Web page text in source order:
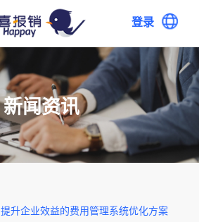
登录
新闻资讯
提升企业效益的费用管理系统优化方案